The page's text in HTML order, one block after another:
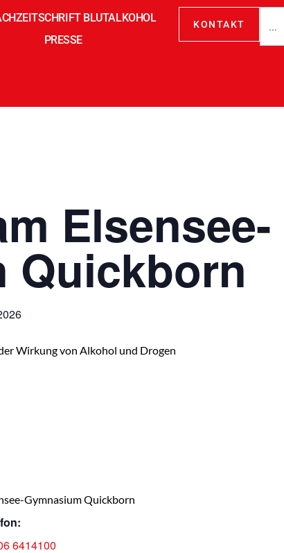
BLUTALKOHOL
PRESSE
KONTAKT
Elsensee-
Quickborn
Wirkung von Alkohol und Drogen
Gymnasium Quickborn
6414100